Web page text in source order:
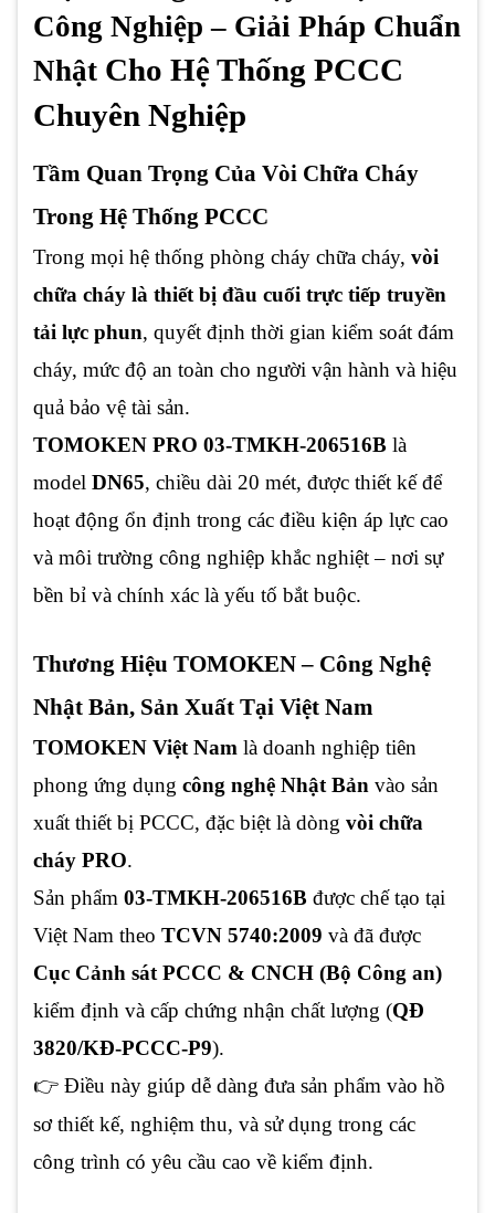
Công Nghiệp – Giải Pháp Chuẩn
Nhật Cho Hệ Thống PCCC
Chuyên Nghiệp
Tầm Quan Trọng Của Vòi Chữa Cháy
Trong Hệ Thống PCCC
Trong mọi hệ thống phòng cháy chữa cháy, vòi
chữa cháy là thiết bị đầu cuối trực tiếp truyền
tải lực phun, quyết định thời gian kiểm soát đám
cháy, mức độ an toàn cho người vận hành và hiệu
quả bảo vệ tài sản.
TOMOKEN PRO 03-TMKH-206516B là
model DN65, chiều dài 20 mét, được thiết kế để
hoạt động ổn định trong các điều kiện áp lực cao
và môi trường công nghiệp khắc nghiệt – nơi sự
bền bỉ và chính xác là yếu tố bắt buộc.
Thương Hiệu TOMOKEN – Công Nghệ
Nhật Bản, Sản Xuất Tại Việt Nam
TOMOKEN Việt Nam là doanh nghiệp tiên
phong ứng dụng công nghệ Nhật Bản vào sản
xuất thiết bị PCCC, đặc biệt là dòng vòi chữa
cháy PRO.
Sản phẩm 03-TMKH-206516B được chế tạo tại
Việt Nam theo TCVN 5740:2009 và đã được
Cục Cảnh sát PCCC & CNCH (Bộ Công an)
kiểm định và cấp chứng nhận chất lượng (QĐ
3820/KĐ-PCCC-P9).
👉 Điều này giúp dễ dàng đưa sản phẩm vào hồ
sơ thiết kế, nghiệm thu, và sử dụng trong các
công trình có yêu cầu cao về kiểm định.